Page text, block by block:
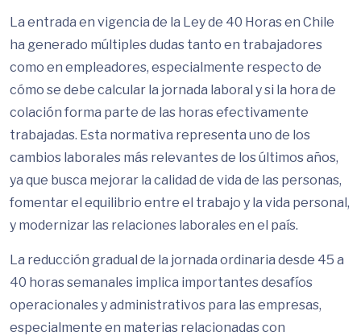
La entrada en vigencia de la Ley de 40 Horas en Chile
ha generado múltiples dudas tanto en trabajadores
como en empleadores, especialmente respecto de
cómo se debe calcular la jornada laboral y si la hora de
colación forma parte de las horas efectivamente
trabajadas. Esta normativa representa uno de los
cambios laborales más relevantes de los últimos años,
ya que busca mejorar la calidad de vida de las personas,
fomentar el equilibrio entre el trabajo y la vida personal,
y modernizar las relaciones laborales en el país.
La reducción gradual de la jornada ordinaria desde 45 a
40 horas semanales implica importantes desafíos
operacionales y administrativos para las empresas,
especialmente en materias relacionadas con